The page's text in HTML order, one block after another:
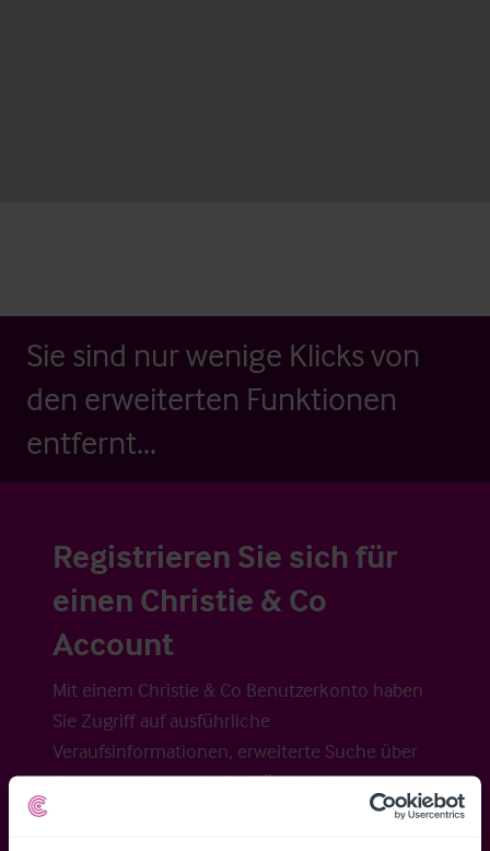
Sie sind nur wenige Klicks von
den erweiterten Funktionen
entfernt...
Registrieren Sie sich für
einen Christie & Co
Account
Mit einem Christie & Co Benutzerkonto haben
Sie Zugriff auf ausführliche
Veraufsinformationen, erweiterte Suche über
Kartenansicht sowie die Möglichkeit